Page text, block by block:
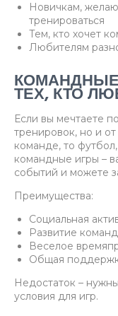
Новичкам,
тренироваться
Тем, кто хочет
Любителям
ТЕХ, КТО
Если вы мечтаете
тренировок, но и
команде, то
командные игры –
событий и можете
Преимущества:
Социальная
Развитие
Веселое
Общая
Недостаток –
условия для игр.